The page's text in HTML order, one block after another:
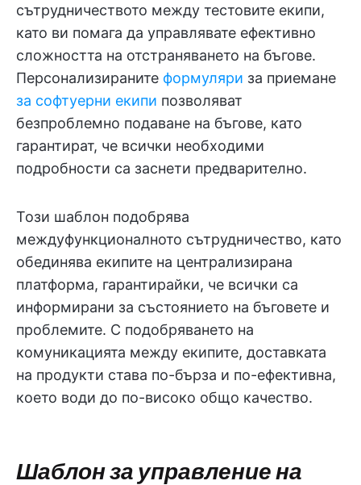
сътрудничеството между тестовите екипи,
като ви помага да управлявате ефективно
сложността на отстраняването на бъгове.
Персонализираните формуляри за приемане
за софтуерни екипи позволяват
безпроблемно подаване на бъгове, като
гарантират, че всички необходими
подробности са заснети предварително.
Този шаблон подобрява
междуфункционалното сътрудничество, като
обединява екипите на централизирана
платформа, гарантирайки, че всички са
информирани за състоянието на бъговете и
проблемите. С подобряването на
комуникацията между екипите, доставката
на продукти става по-бърза и по-ефективна,
което води до по-високо общо качество.
Шаблон за управление на